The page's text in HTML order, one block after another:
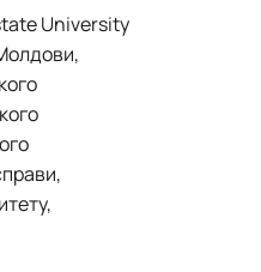
University